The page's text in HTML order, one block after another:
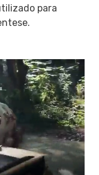
para